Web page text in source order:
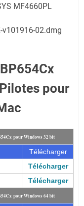
MF4660PL
v101916-02.dmg
pour
pour Windows 32 bit
Télécharger
Télécharger
Télécharger
pour Windows 64 bit